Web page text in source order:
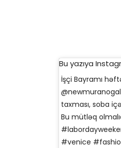
Bu yazıya
İşçi Bayramı
taxması, soba
Bu mütləq
#venice